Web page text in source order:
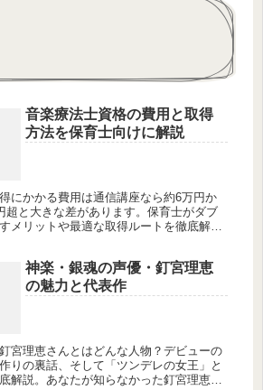
音楽療法士資格の費用と取得
方法を保育士向けに解説
にかかる費用は通信講座なら約6万円か
超と大きな差があります。保育士がダブ
メリットや最適な取得ルートを徹底解
神楽・銀魂の声優・釘宮理恵
の魅力と代表作
宮理恵さんとはどんな人物？デビューの
りの裏話、そして「ツンデレの女王」と
解説。あなたが知らなかった釘宮理恵さ